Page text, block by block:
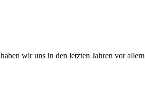
haben wir uns in den letzten Jahren vor allem